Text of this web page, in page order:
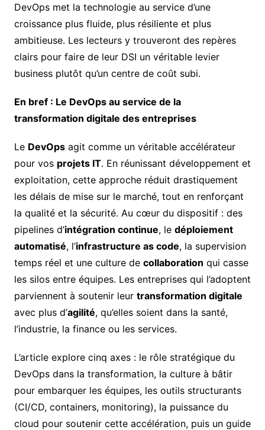
DevOps met la technologie au service d’une
croissance plus fluide, plus résiliente et plus
ambitieuse. Les lecteurs y trouveront des repères
clairs pour faire de leur DSI un véritable levier
business plutôt qu’un centre de coût subi.
En bref : Le DevOps au service de la
transformation digitale des entreprises
Le DevOpsagit comme un véritable accélérateur
pour vos projets IT. En réunissant développement et
exploitation, cette approche réduit drastiquement
les délais de mise sur le marché, tout en renforçant
la qualité et la sécurité. Au cœur du dispositif : des
pipelines d’intégration continue, le déploiement
automatisé, l’infrastructure as code, la supervision
temps réel et une culture de collaboration qui casse
les silos entre équipes. Les entreprises qui l’adoptent
parviennent à soutenir leur transformation digitale
avec plus d’agilité, qu’elles soient dans la santé,
l’industrie, la finance ou les services.
L’article explore cinq axes : le rôle stratégique du
DevOps dans la transformation, la culture à bâtir
pour embarquer les équipes, les outils structurants
(CI/CD, containers, monitoring), la puissance du
cloud pour soutenir cette accélération, puis un guide